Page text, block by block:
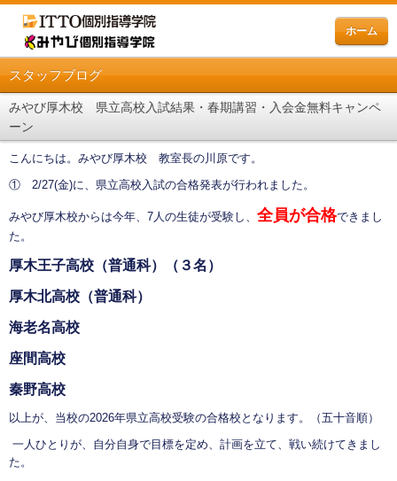
ホーム
スタッフブログ
みやび厚木校 県立高校入試結果・春期講習・入会金無料キャンペ
ーン
こんにちは。みやび厚木校 教室長の川原です。
① 2/27(金)に、県立高校入試の合格発表が行われました。
みやび厚木校からは今年、7人の生徒が受験し、 全員が合格できまし
た。
厚木王子高校（普通科）（３名）
厚木北高校（普通科）
海老名高校
座間高校
秦野高校
以上が、当校の2026年県立高校受験の合格校となります。（五十音順）
一人ひとりが、自分自身で目標を定め、計画を立て、戦い続けてきまし
た。